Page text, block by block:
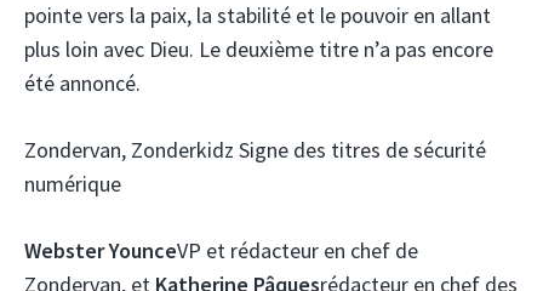
pointe vers la paix, la stabilité et le pouvoir en allant
plus loin avec Dieu. Le deuxième titre n’a pas encore
été annoncé.
Zondervan, Zonderkidz Signe des titres de sécurité
numérique
Webster YounceVP et rédacteur en chef de
Zondervan, et Katherine Pâquesrédacteur en chef des